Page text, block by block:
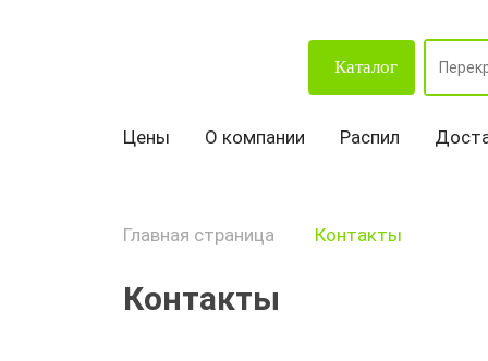
Каталог
Цены О компании Распил
Главная страница Контакты
Контакты